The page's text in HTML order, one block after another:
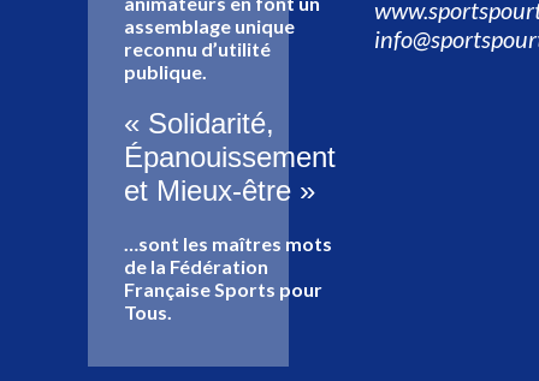
assemblage unique
reconnu d’utilité
publique.
« Solidarité,
Épanouissement
et Mieux-être »
…sont les maîtres mots
de la Fédération
Française Sports pour
Tous.